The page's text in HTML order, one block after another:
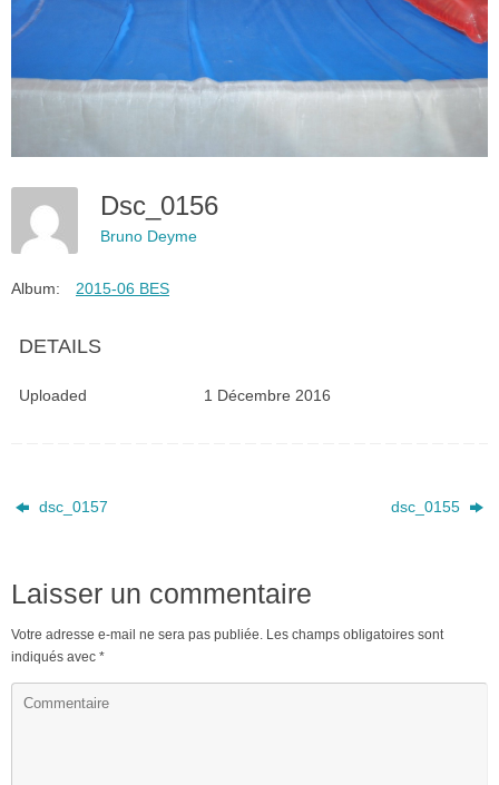
Dsc_0156
Bruno Deyme
Album: 2015-06 BES
DETAILS
Uploaded 1 Décembre 2016
dsc_0157 dsc_0155
Laisser un commentaire
Votre adresse e-mail ne sera pas publiée. Les champs obligatoires sont
indiqués avec *